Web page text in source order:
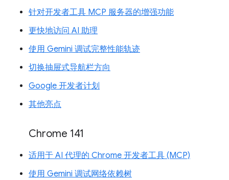
针对开发者工具 MCP 服务器的增强功能
更快地访问 AI 助理
使用 Gemini 调试完整性能轨迹
切换抽屉式导航栏方向
Google 开发者计划
其他亮点
Chrome 141
适用于 AI 代理的 Chrome 开发者工具 (MCP)
使用 Gemini 调试网络依赖树